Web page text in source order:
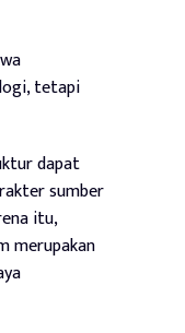
tetapi
dapat
sumber
itu,
merupakan